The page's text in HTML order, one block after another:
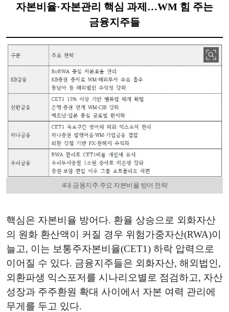
자본비율·자본관리 핵심 과제…WM 힘 주는
금융지주들
4대 금융지주 주요 자본비율 방어 전략
핵심은 자본비율 방어다. 환율 상승으로 외화자산
의 원화 환산액이 커질 경우 위험가중자산(RWA)이
늘고, 이는 보통주자본비율(CET1) 하락 압력으로
이어질 수 있다. 금융지주들은 외화자산, 해외법인,
외환파생 익스포저를 시나리오별로 점검하고, 자산
성장과 주주환원 확대 사이에서 자본 여력 관리에
무게를 두고 있다.